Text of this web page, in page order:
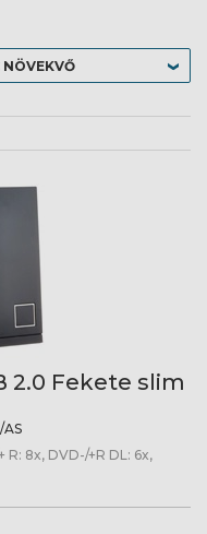
2.0 Fekete slim
AS
R: 8x, DVD-/+R DL: 6x,